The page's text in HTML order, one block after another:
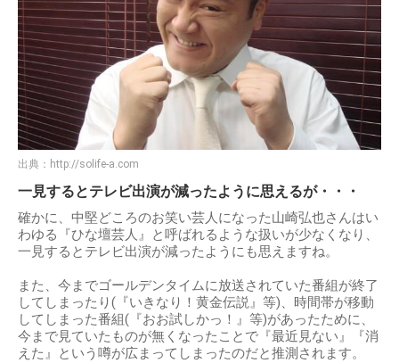
出典： http://solife-a.com
一見するとテレビ出演が減ったように思えるが・・・
確かに、中堅どころのお笑い芸人になった山崎弘也さんはい
わゆる『ひな壇芸人』と呼ばれるような扱いが少なくなり、
一見するとテレビ出演が減ったようにも思えますね。
また、今までゴールデンタイムに放送されていた番組が終了
してしまったり(『いきなり！黄金伝説』等)、時間帯が移動
してしまった番組(『おお試しかっ！』等)があったために、
今まで見ていたものが無くなったことで『最近見ない』『消
えた』という噂が広まってしまったのだと推測されます。